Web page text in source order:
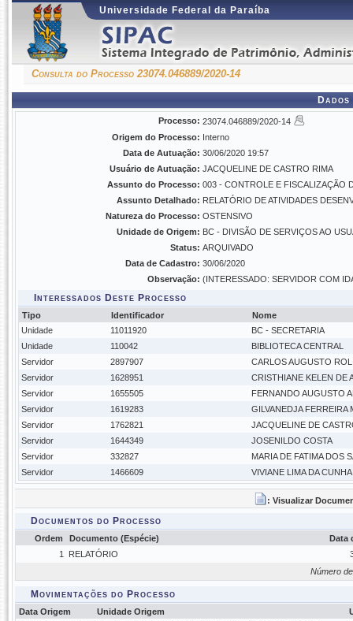
Universidade Federal da Paraíba
Consulta do Processo 23074.046889/2020-14
Processo: 23074.046889/2020-14
Origem do Processo: Interno
Data de Autuação: 30/06/2020 19:57
Usuário de Autuação: JACQUELINE DE CASTRO RIMA
Assunto do Processo: 003 - CONTROLE E FISCALIZAÇÃO
Assunto Detalhado: RELATÓRIO DE ATIVIDADES
Natureza do Processo: OSTENSIVO
Unidade de Origem: BC - DIVISÃO DE SERVIÇOS AO
Status: ARQUIVADO
Data de Cadastro: 30/06/2020
Observação: (INTERESSADO: SERVIDOR COM
Interessados Deste Processo
Tipo Identificador
Nome
Unidade
11011920
BC - SECRETARIA
Unidade
110042
BIBLIOTECA CENTRAL
Servidor
2897907
CARLOS AUGUSTO
Servidor
1628951
CRISTHIANE KELEN DE
Servidor
1655505
FERNANDO AUGUSTO
Servidor
1619283
GILVANEDJA FERREIRA
Servidor
1762821
JACQUELINE DE
Servidor
1644349
JOSENILDO COSTA
Servidor
332827
MARIA DE FATIMA DOS
Servidor
1466609 VIVIANE LIMA DA CUNHA
: Visualizar
Documentos do Processo
Ordem Documento (Espécie)
Data
1
RELATÓRIO
Número
Movimentações do Processo
Data Origem Unidade Origem